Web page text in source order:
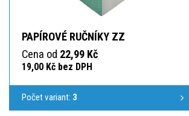
PAPÍROVÉ RUČNÍKY ZZ
Cena od 22,99 Kč
19,00 Kč bez DPH
Počet variant: 3